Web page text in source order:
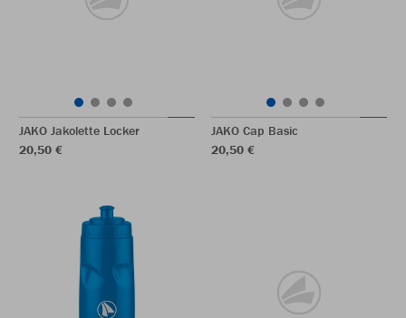
JAKO Jakolette Locker
20,50 €
JAKO Cap Basic
20,50 €